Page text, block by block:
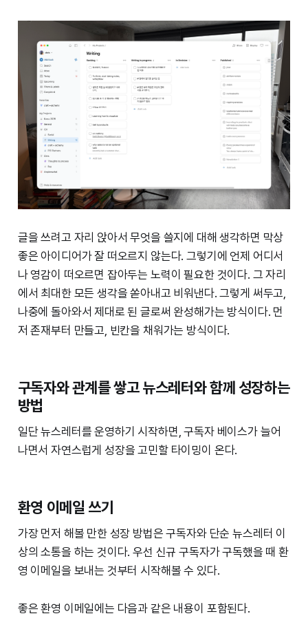
글을 쓰려고 자리 앉아서 무엇을 쓸지에 대해 생각하면 막상
좋은 아이디어가 잘 떠오르지 않는다. 그렇기에 언제 어디서
나 영감이 떠오르면 잡아두는 노력이 필요한 것이다. 그 자리
에서 최대한 모든 생각을 쏟아내고 비워낸다. 그렇게 써두고,
나중에 돌아와서 제대로 된 글로써 완성해가는 방식이다. 먼
저 존재부터 만들고, 빈칸을 채워가는 방식이다.
구독자와 관계를 쌓고 뉴스레터와 함께 성장하는
방법
일단 뉴스레터를 운영하기 시작하면, 구독자 베이스가 늘어
나면서 자연스럽게 성장을 고민할 타이밍이 온다.
환영 이메일 쓰기
가장 먼저 해볼 만한 성장 방법은 구독자와 단순 뉴스레터 이
상의 소통을 하는 것이다. 우선 신규 구독자가 구독했을 때 환
영 이메일을 보내는 것부터 시작해볼 수 있다.
좋은 환영 이메일에는 다음과 같은 내용이 포함된다.